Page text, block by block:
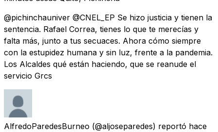
@pichinchauniver @CNEL_EP Se hizo justicia y tienen la
sentencia. Rafael Correa, tienes lo que te merecías y
falta más, junto a tus secuaces. Ahora cómo siempre
con la estupidez humana y sin luz, frente a la pandemia.
Los Alcaldes qué están haciendo, que se reanude el
servicio Grcs
AlfredoParedesBurneo (@aljoseparedes) reportó hace